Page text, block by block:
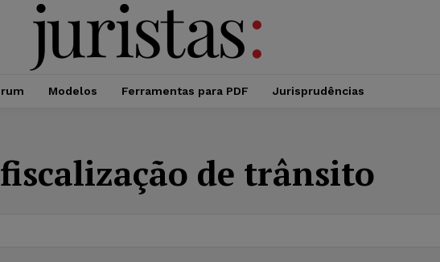
Modelos Ferramentas para PDF Jurisprudências
fiscalização de trânsito